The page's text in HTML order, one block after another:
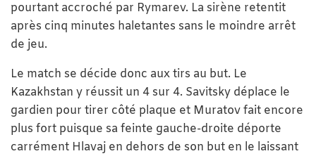
pourtant accroché par Rymarev. La sirène retentit
après cinq minutes haletantes sans le moindre arrêt
de jeu.
Le match se décide donc aux tirs au but. Le
Kazakhstan y réussit un 4 sur 4. Savitsky déplace le
gardien pour tirer côté plaque et Muratov fait encore
plus fort puisque sa feinte gauche-droite déporte
carrément Hlavaj en dehors de son but en le laissant